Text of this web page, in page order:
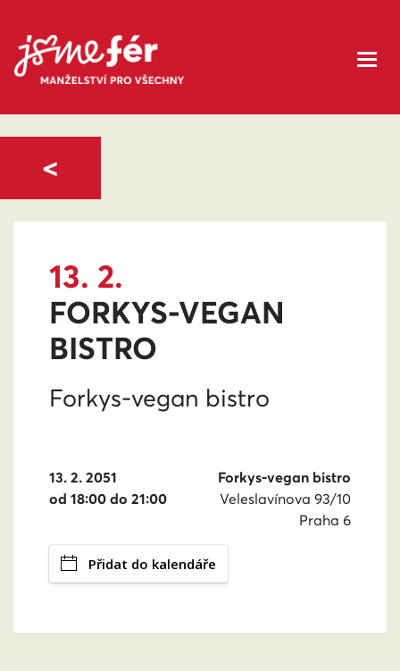
13. 2.
FORKYS-VEGAN
BISTRO
Forkys-vegan bistro
13. 2. 2051
od 18:00 do 21:00
Forkys-vegan bistro
Veleslavínova 93/10
Praha 6
Přidat do kalendáře
<